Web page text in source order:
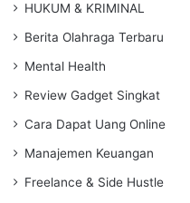
HUKUM & KRIMINAL
Berita Olahraga Terbaru
Mental Health
Review Gadget Singkat
Cara Dapat Uang Online
Manajemen Keuangan
Freelance & Side Hustle